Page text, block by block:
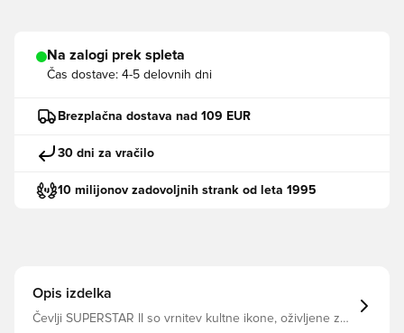
Na zalogi prek spleta
Čas dostave: 4-5 delovnih dni
Brezplačna dostava nad 109 EUR
30 dni za vračilo
10 milijonov zadovoljnih strank od leta 1995
Opis izdelka
Čevlji SUPERSTAR II so vrnitev kultne ikone, oživljene za